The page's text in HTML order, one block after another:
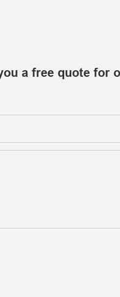
a free quote for